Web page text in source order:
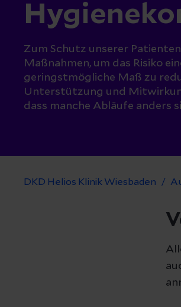
Zum Schutz unserer
Maßnahmen, um das Risiko
geringstmögliche Maß zu
Unterstützung und
dass manche Abläufe anders
DKD Helios Klinik Wiesbaden